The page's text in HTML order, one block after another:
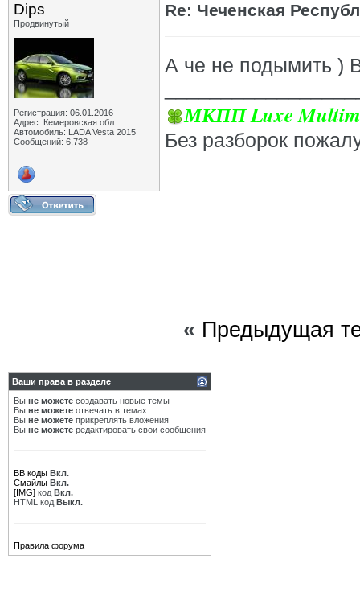
Dips
Продвинутый
Регистрация: 06.01.2016
Адрес: Кемеровская обл.
Автомобиль: LADA Vesta 2015
Сообщений: 6,738
Re: Чеченская
А че не подымить )
МКПП Luxe
Без разборок
« Предыдущая
Ваши права в разделе
Вы не можете создавать новые темы
Вы не можете отвечать в темах
Вы не можете прикреплять вложения
Вы не можете редактировать свои сообщения
BB коды Вкл.
Смайлы Вкл.
[IMG] код Вкл.
HTML код Выкл.
Правила форума